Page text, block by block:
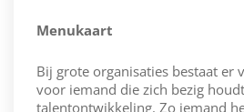
Menukaart
Bij grote organisaties bestaat er
voor iemand die zich bezig
talentontwikkeling. Zo iemand